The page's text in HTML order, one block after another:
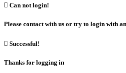
 Can not login!
Please contact with us or try to login with
 Successful!
Thanks for logging in